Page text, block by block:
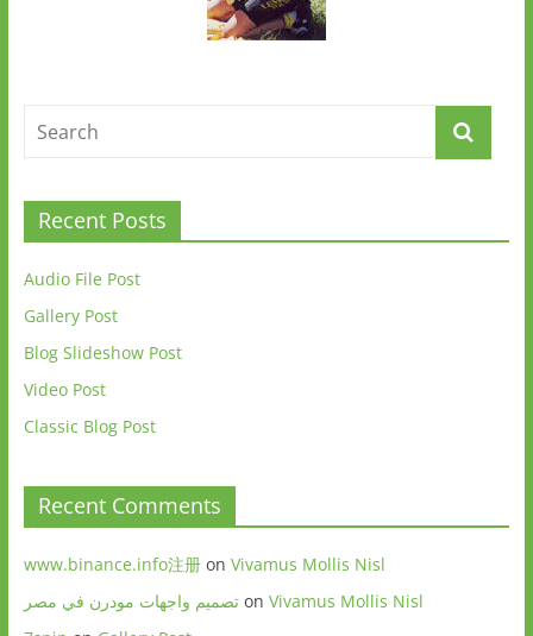
Recent Posts
Audio File Post
Gallery Post
Blog Slideshow Post
Video Post
Classic Blog Post
Recent Comments
www.binance.info注册on Vivamus Mollis Nisl
تصميم واجهات مودرن في مصرon Vivamus Mollis Nisl